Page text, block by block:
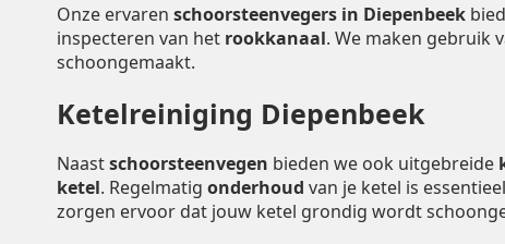
Onze ervaren schoorsteenvegers in Diepenbeek
inspecteren van het rookkanaal. We maken gebruik
schoongemaakt.
Ketelreiniging Diepenbeek
Naastschoorsteenvegen bieden we ook uitgebreide
ketel. Regelmatig onderhoud van je ketel is
zorgen ervoor dat jouw ketel grondig wordt